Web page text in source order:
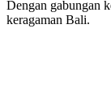
Dengan gabungan
keragaman Bali.